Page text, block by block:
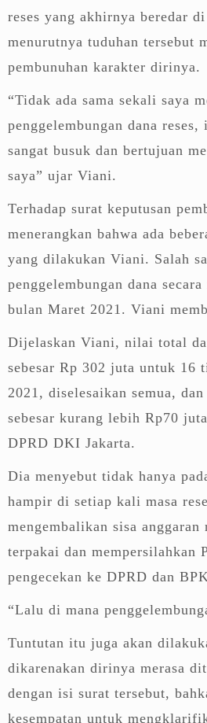
reses yang akhirnya beredar
menurutnya tuduhan tersebut
pembunuhan karakter dirinya.
“Tidak ada sama sekali saya
penggelembungan dana
sangat busuk dan bertujuan
saya” ujar Viani.
Terhadap surat keputusan
menerangkan bahwa ada
yang dilakukan Viani. Salah
penggelembungan dana
bulan Maret 2021. Viani
Dijelaskan Viani, nilai total
sebesar Rp 302 juta untuk 16
2021, diselesaikan semua, dan
sebesar kurang lebih Rp70
DPRD DKI Jakarta.
Dia menyebut tidak hanya
hampir di setiap kali masa
mengembalikan sisa anggaran
terpakai dan mempersilahkan
pengecekan ke DPRD dan
“Lalu di mana
Tuntutan itu juga akan
dikarenakan dirinya merasa
dengan isi surat tersebut,
kesempatan untuk